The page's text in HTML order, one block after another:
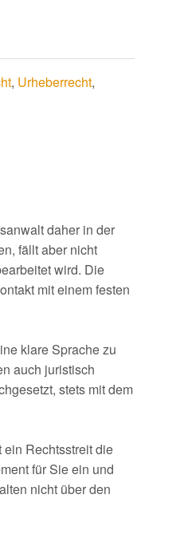
, Urheberrecht,
daher in der
fällt aber nicht
wird. Die
mit einem festen
klare Sprache zu
auch juristisch
stets mit dem
Rechtsstreit die
für Sie ein und
nicht über den